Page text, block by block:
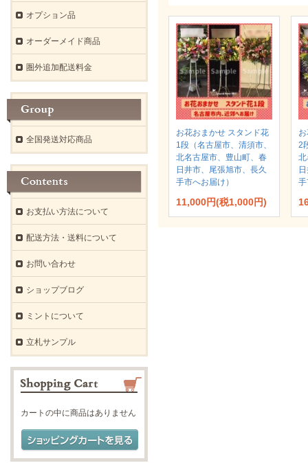
お花おまかせ スタンド花
1段（名古屋市、清須市、
北名古屋市、豊山町、春
日井市、尾張旭市、長久
手市へお届け）
11,000円(税1,000円)
2
オプション品
オーダーメイド商品
圏外追加配送料金
全国発送対応商品
お支払い方法について
配送方法・送料について
お問い合わせ
ショップブログ
ミントについて
立札サンプル
カートの中に商品はありません